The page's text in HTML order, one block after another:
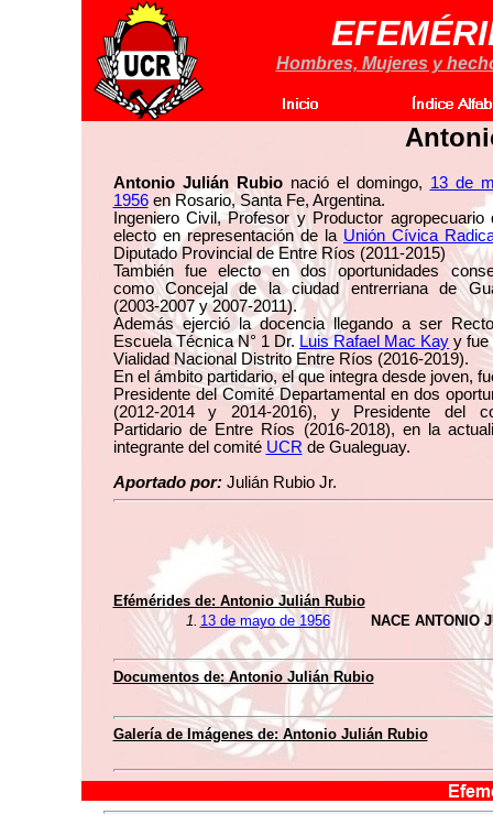
Hombres, Mujeres y
Antonio Julián Rubionació el domingo, 13 de
1956en Rosario, Santa Fe, Argentina.
Ingeniero Civil, Profesor y Productor agropecuario
electo en representación de la Unión Cívica
Diputado Provincial de Entre Ríos (2011-2015)
También fue electo en dos oportunidades
como Concejal de la ciudad entrerriana de
(2003-2007 y 2007-2011).
Además ejerció la docencia llegando a ser
Escuela Técnica N° 1 Dr. Luis Rafael Mac Kay y fue
Vialidad Nacional Distrito Entre Ríos (2016-2019).
En el ámbito partidario, el que integra desde joven,
Presidente del Comité Departamental en dos
(2012-2014 y 2014-2016), y Presidente del
Partidario de Entre Ríos (2016-2018), en la
integrante del comité UCR de Gualeguay.
Aportado por:Julián Rubio Jr.
Efémérides de: Antonio Julián Rubio
1. 13 de mayo de 1956 NACE ANTONIO
Documentos de: Antonio Julián Rubio
Galería de Imágenes de: Antonio Julián Rubio